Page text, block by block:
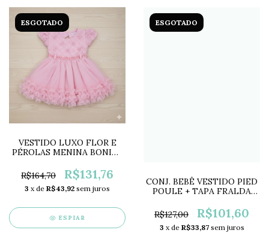
ESGOTADO
VESTIDO LUXO FLOR E
PÉROLAS MENINA BONITA
R$164,70
R$131,76
3 x de R$43,92 sem juros
ESPIAR
ESGOTADO
CONJ. BEBÊ VESTIDO PIED
POULE + TAPA FRALDA
R$127,00
R$101,60
3 x de R$33,87 sem juros